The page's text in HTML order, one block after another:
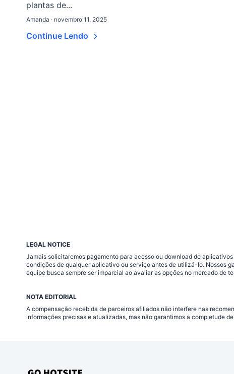
plantas de...
Amanda · novembro 11, 2025
Continue Lendo
LEGAL NOTICE
Jamais solicitaremos pagamento para acesso ou download de
condições de qualquer aplicativo ou serviço antes de utilizá-lo. Nossos
equipe busca sempre ser imparcial ao avaliar as opções no mercado de
NOTA EDITORIAL
A compensação recebida de parceiros afiliados não interfere nas
informações precisas e atualizadas, mas não garantimos a completude